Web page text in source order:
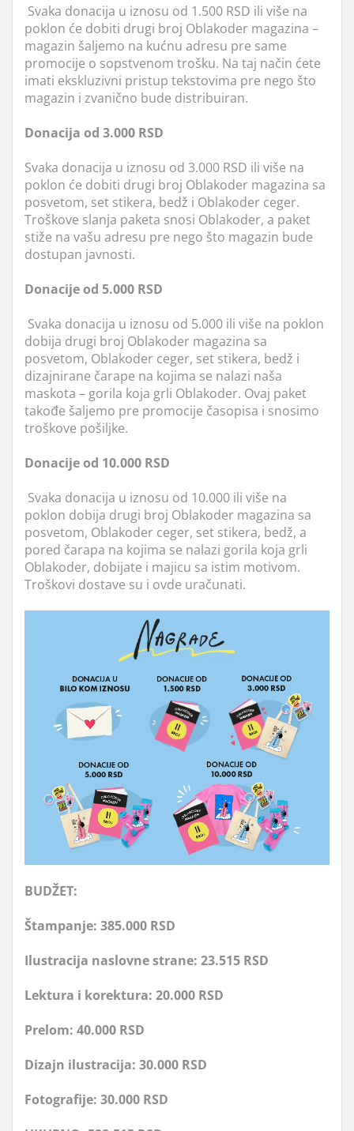
Svaka donacija u iznosu od 1.500 RSD ili više na
poklon će dobiti drugi broj Oblakoder magazina –
magazin šaljemo na kućnu adresu pre same
promocije o sopstvenom trošku. Na taj način ćete
imati ekskluzivni pristup tekstovima pre nego što
magazin i zvanično bude distribuiran.
Donacija od 3.000 RSD
Svaka donacija u iznosu od 3.000 RSD ili više na
poklon će dobiti drugi broj Oblakoder magazina sa
posvetom, set stikera, bedž i Oblakoder ceger.
Troškove slanja paketa snosi Oblakoder, a paket
stiže na vašu adresu pre nego što magazin bude
dostupan javnosti.
Donacije od 5.000 RSD
Svaka donacija u iznosu od 5.000 ili više na poklon
dobija drugi broj Oblakoder magazina sa
posvetom, Oblakoder ceger, set stikera, bedž i
dizajnirane čarape na kojima se nalazi naša
maskota – gorila koja grli Oblakoder. Ovaj paket
takođe šaljemo pre promocije časopisa i snosimo
troškove pošiljke.
Donacije od 10.000 RSD
Svaka donacija u iznosu od 10.000 ili više na
poklon dobija drugi broj Oblakoder magazina sa
posvetom, Oblakoder ceger, set stikera, bedž, a
pored čarapa na kojima se nalazi gorila koja grli
Oblakoder, dobijate i majicu sa istim motivom.
Troškovi dostave su i ovde uračunati.
BUDŽET:
Štampanje: 385.000 RSD
Ilustracija naslovne strane: 23.515 RSD
Lektura i korektura: 20.000 RSD
Prelom: 40.000 RSD
Dizajn ilustracija: 30.000 RSD
Fotografije: 30.000 RSD